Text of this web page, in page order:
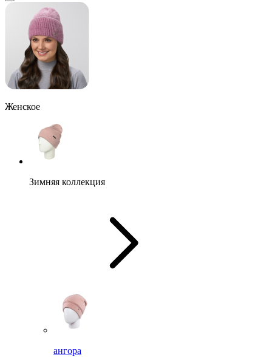
Женское
Зимняя коллекция
ангора